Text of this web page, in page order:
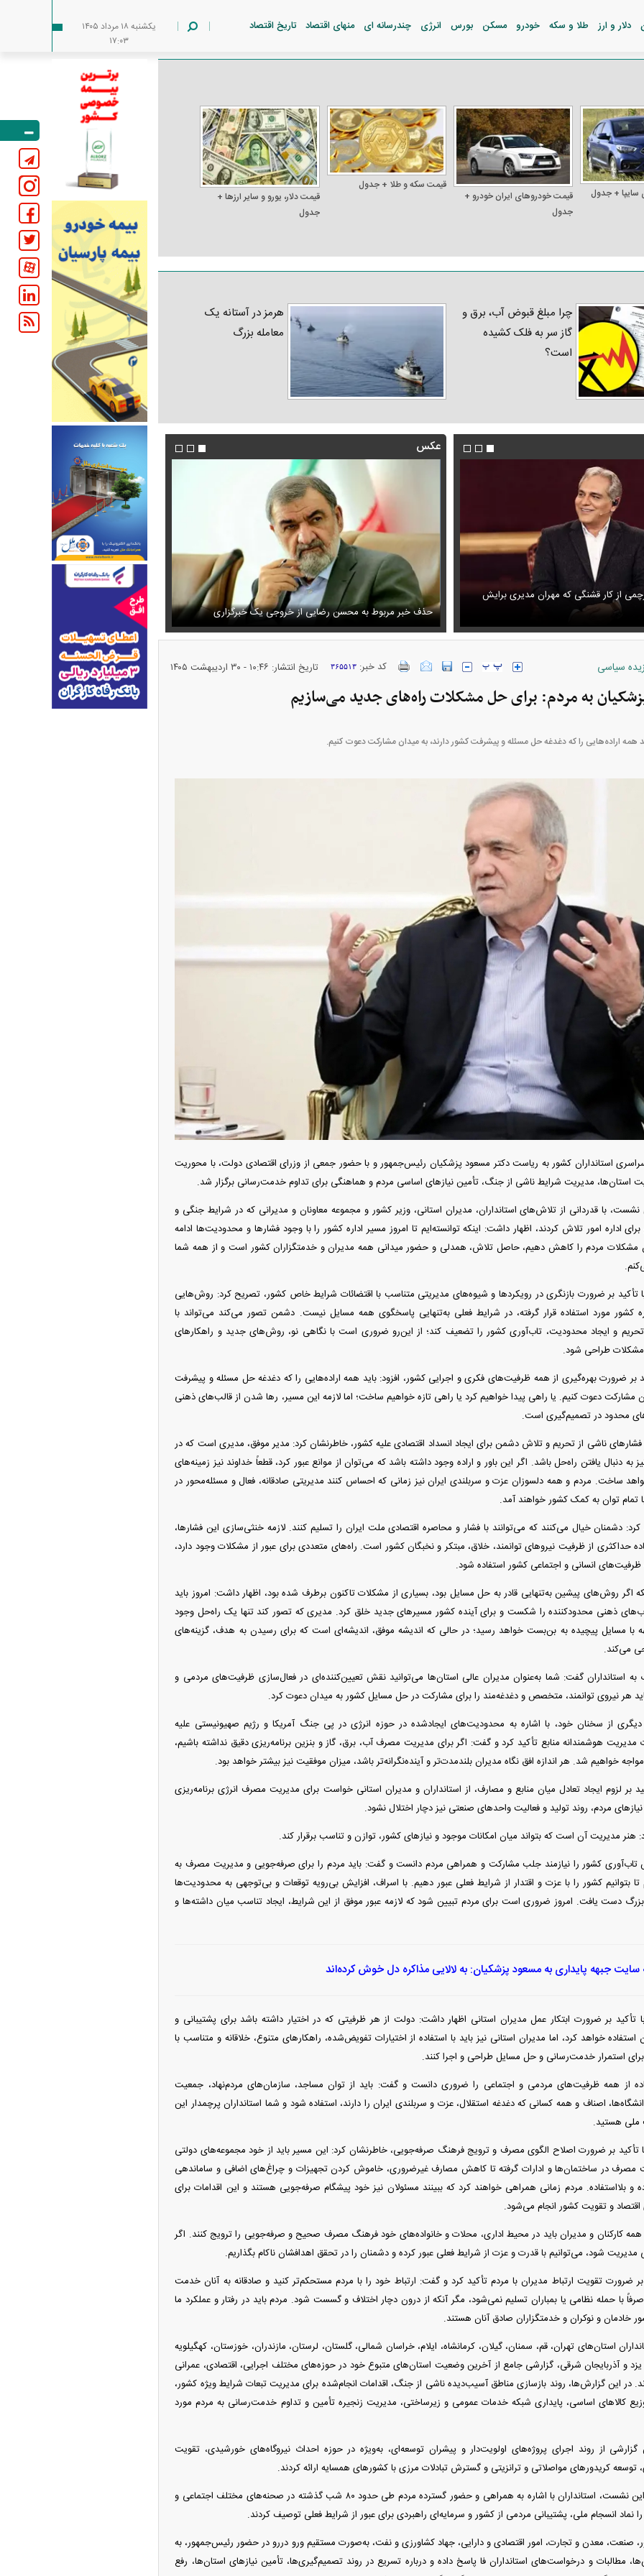
دلار و ارز طلا و سکه خودرو مسکن بورس انرژی چندرسانه ای منهای اقتصاد تاریخ اقتصاد
يکشنبه ۱۸ مرداد ۱۴۰۵
۱۷:۰۳
+ جدول
قیمت خودرو‌های ایران خودرو +
جدول
قیمت سکه و طلا + جدول
قیمت دلار، یورو و سایر ارز‌ها +
جدول
چرا مبلغ قبوض آب، برق و
گاز سر به فلک کشیده
است؟
هرمز در آستانه یک
معامله بزرگ
از کار قشنگی که مهران مدیری برایش
فیلم/ پزشکیان: دشمنان می‌دانند چه کسانی را ترور می‌کنند محموله جدید بابک زنجانی به این استان ارسال
عکس
با این استوری همه را به فکر فرو برد حذف خبر مربوط به محسن رضایی از خروجی یک خبرگزاری اشک و دلتنگی نعیمه نظام‌دوست در
سیاسی کد خبر:۳۶۵۵۱۳ تاریخ انتشار: ۱۰:۴۶ - ۳۰ ارديبهشت ۱۴۰۵
به مردم: برای حل مشکلات راه‌های جدید می‌سازیم
همه اراده‌هایی را که دغدغه حل مسئله و پیشرفت کشور دارند، به میدان مشارکت دعوت کنیم.
استانداران کشور به ریاست دکتر مسعود پزشکیان رئیس‌جمهور و با حضور جمعی از وزرای اقتصادی دولت، با محوریت
استان‌ها، مدیریت شرایط ناشی از جنگ، تأمین نیاز‌های اساسی مردم و هماهنگی برای تداوم خدمت‌رسانی برگزار شد.
با قدردانی از تلاش‌های استانداران، مدیران استانی، وزیر کشور و مجموعه معاونان و مدیرانی که در شرایط جنگی و
اداره امور تلاش کردند، اظهار داشت: اینکه توانسته‌ایم تا امروز مسیر اداره کشور را با وجود فشار‌ها و محدودیت‌ها ادامه
مشکلات مردم را کاهش دهیم، حاصل تلاش، همدلی و حضور میدانی همه مدیران و خدمتگزاران کشور است و از همه شما
تأکید بر ضرورت بازنگری در رویکرد‌ها و شیوه‌های مدیریتی متناسب با اقتضائات شرایط خاص کشور، تصریح کرد: روش‌هایی
کشور مورد استفاده قرار گرفته، در شرایط فعلی به‌تنهایی پاسخگوی همه مسایل نیست. دشمن تصور می‌کند می‌تواند با
تحریم و ایجاد محدودیت، تاب‌آوری کشور را تضعیف کند؛ از این‌رو ضروری است با نگاهی نو، روش‌های جدید و راهکار‌های
مشکلات طراحی شود.
بر ضرورت بهره‌گیری از همه ظرفیت‌های فکری و اجرایی کشور، افزود: باید همه اراده‌هایی را که دغدغه حل مسئله و پیشرفت
مشارکت دعوت کنیم. یا راهی پیدا خواهیم کرد یا راهی تازه خواهیم ساخت؛ اما لازمه این مسیر، رها شدن از قالب‌های ذهنی
محدود در تصمیم‌گیری است.
فشار‌های ناشی از تحریم و تلاش دشمن برای ایجاد انسداد اقتصادی علیه کشور، خاطرنشان کرد: مدیر موفق، مدیری است که در
دنبال یافتن راه‌حل باشد. اگر این باور و اراده وجود داشته باشد که می‌توان از موانع عبور کرد، قطعاً خداوند نیز زمینه‌های
ساخت. مردم و همه دلسوزان عزت و سربلندی ایران نیز زمانی که احساس کنند مدیریتی صادقانه، فعال و مسئله‌محور در
تمام توان به کمک کشور خواهند آمد.
دشمنان خیال می‌کنند که می‌توانند با فشار و محاصره اقتصادی ملت ایران را تسلیم کنند. لازمه خنثی‌سازی این فشارها،
حداکثری از ظرفیت نیرو‌های توانمند، خلاق، مبتکر و نخبگان کشور است. راه‌های متعددی برای عبور از مشکلات وجود دارد،
انسانی و اجتماعی کشور استفاده شود.
اگر روش‌های پیشین به‌تنهایی قادر به حل مسایل بود، بسیاری از مشکلات تاکنون برطرف شده بود، اظهار داشت: امروز باید
ذهنی محدودکننده را شکست و برای آینده کشور مسیر‌های جدید خلق کرد. مدیری که تصور کند تنها یک راه‌حل وجود
با مسایل پیچیده به بن‌بست خواهد رسید؛ در حالی که اندیشه موفق، اندیشه‌ای است که برای رسیدن به هدف، گزینه‌های
می‌کند.
استانداران گفت: شما به‌عنوان مدیران عالی استان‌ها می‌توانید نقش تعیین‌کننده‌ای در فعال‌سازی ظرفیت‌های مردمی و
باید هر نیروی توانمند، متخصص و دغدغه‌مند را برای مشارکت در حل مسایل کشور به میدان دعوت کرد.
از سخنان خود، با اشاره به محدودیت‌های ایجادشده در حوزه انرژی در پی جنگ آمریکا و رژیم صهیونیستی علیه
هوشمندانه منابع تأکید کرد و گفت: اگر برای مدیریت مصرف آب، برق، گاز و بنزین برنامه‌ریزی دقیق نداشته باشیم،
خواهیم شد. هر اندازه افق نگاه مدیران بلندمدت‌تر و آینده‌نگرانه‌تر باشد، میزان موفقیت نیز بیشتر خواهد بود.
بر لزوم ایجاد تعادل میان منابع و مصارف، از استانداران و مدیران استانی خواست برای مدیریت مصرف انرژی برنامه‌ریزی
مردم، روند تولید و فعالیت واحد‌های صنعتی نیز دچار اختلال نشود.
مدیریت آن است که بتواند میان امکانات موجود و نیاز‌های کشور، توازن و تناسب برقرار کند.
تاب‌آوری کشور را نیازمند جلب مشارکت و همراهی مردم دانست و گفت: باید مردم را برای صرفه‌جویی و مدیریت مصرف به
بتوانیم کشور را با عزت و اقتدار از شرایط فعلی عبور دهیم. با اسراف، افزایش بی‌رویه توقعات و بی‌توجهی به محدودیت‌ها
دست یافت. امروز ضروری است برای مردم تبیین شود که لازمه عبور موفق از این شرایط، ایجاد تناسب میان داشته‌ها و
جبهه پایداری به مسعود پزشکیان: به لالایی مذاکره دل خوش کرده‌اند
تأکید بر ضرورت ابتکار عمل مدیران استانی اظهار داشت: دولت از هر ظرفیتی که در اختیار داشته باشد برای پشتیبانی و
استفاده خواهد کرد، اما مدیران استانی نیز باید با استفاده از اختیارات تفویض‌شده، راهکار‌های متنوع، خلاقانه و متناسب با
استمرار خدمت‌رسانی و حل مسایل طراحی و اجرا کنند.
از همه ظرفیت‌های مردمی و اجتماعی را ضروری دانست و گفت: باید از توان مساجد، سازمان‌های مردم‌نهاد، جمعیت
اصناف و همه کسانی که دغدغه استقلال، عزت و سربلندی ایران را دارند، استفاده شود و شما استانداران پرچمدار این
ملی هستید.
تأکید بر ضرورت اصلاح الگوی مصرف و ترویج فرهنگ صرفه‌جویی، خاطرنشان کرد: این مسیر باید از خود مجموعه‌های دولتی
مصرف در ساختمان‌ها و ادارات گرفته تا کاهش مصارف غیرضروری، خاموش کردن تجهیزات و چراغ‌های اضافی و ساماندهی
و بلااستفاده. مردم زمانی همراهی خواهند کرد که ببینند مسئولان نیز خود پیشگام صرفه‌جویی هستند و این اقدامات برای
اقتصاد و تقویت کشور انجام می‌شود.
کارکنان و مدیران باید در محیط اداری، محلات و خانواده‌های خود فرهنگ مصرف صحیح و صرفه‌جویی را ترویج کنند. اگر
مدیریت شود، می‌توانیم با قدرت و عزت از شرایط فعلی عبور کرده و دشمنان را در تحقق اهدافشان ناکام بگذاریم.
ضرورت تقویت ارتباط مدیران با مردم تأکید کرد و گفت: ارتباط خود را با مردم مستحکم‌تر کنید و صادقانه به آنان خدمت
با حمله نظامی یا بمباران تسلیم نمی‌شود، مگر آنکه از درون دچار اختلاف و گسست شود. مردم باید در رفتار و عملکرد ما
خادمان و نوکران و خدمتگزاران صادق آنان هستند.
استان‌های تهران، قم، سمنان، گیلان، کرمانشاه، ایلام، خراسان شمالی، گلستان، لرستان، مازندران، خوزستان، کهگیلویه
یزد و آذربایجان شرقی، گزارشی جامع از آخرین وضعیت استان‌های متبوع خود در حوزه‌های مختلف اجرایی، اقتصادی، عمرانی
در این گزارش‌ها، روند بازسازی مناطق آسیب‌دیده ناشی از جنگ، اقدامات انجام‌شده برای مدیریت تبعات شرایط ویژه کشور،
کالا‌های اساسی، پایداری شبکه خدمات عمومی و زیرساختی، مدیریت زنجیره تأمین و تداوم خدمت‌رسانی به مردم مورد
گزارشی از روند اجرای پروژه‌های اولویت‌دار و پیشران توسعه‌ای، به‌ویژه در حوزه احداث نیروگاه‌های خورشیدی، تقویت
کریدور‌های مواصلاتی و ترانزیتی و گسترش تبادلات مرزی با کشور‌های همسایه ارائه کردند.
در بخش دیگری از این نشست، استانداران با اشاره به همراهی و حضور گسترده مردم طی حدود ۸۰ شب گذشته در صحنه‌های مختلف اجتماعی و
نماد انسجام ملی، پشتیبانی مردمی از کشور و سرمایه‌ای راهبردی برای عبور از شرایط فعلی توصیف کردند.
صنعت، معدن و تجارت، امور اقتصادی و دارایی، جهاد کشاورزی و نفت، به‌صورت مستقیم و‌رو در‌رو در حضور رئیس‌جمهور، به
مطالبات و درخواست‌های استانداران فا پاسخ داده و درباره تسریع در روند تصمیم‌گیری‌ها، تأمین نیاز‌های استان‌ها، رفع
حمله به
تا طرفداری
آمریکا
کارنامه مردود محسن پاک‌ نژاد؛ از افت شدید
درآمد ارزی تا بازی با عزل و نصب‌ها
واردات خودرو گران‌تر شد/ جهش گواهی
اسقاط و محدودیت جدید در مناطق آزاد
اپل افزایش قیمت داد؛ خرید iPhone ۱۸ Pro انتشار نخستین تصاویر شیائومی میکس فولد